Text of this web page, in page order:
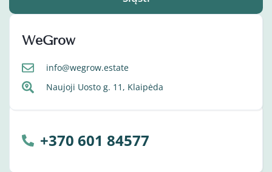
WeGrow
info@wegrow.estate
Naujoji Uosto g. 11, Klaipėda
+370 601 84577